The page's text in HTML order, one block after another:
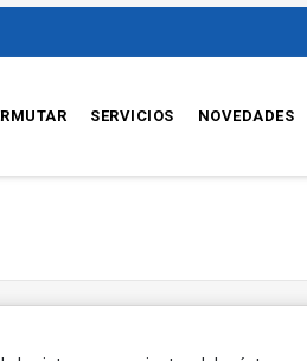
SERVICIOS NOVEDADES